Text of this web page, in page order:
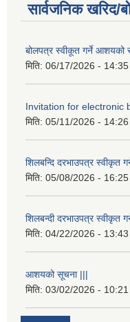
सार्वजनिक खरिद/
बोलपत्र स्वीकूत गर्ने आशयको
मिति: 06/17/2026 - 14:35
Invitation for electronic
मिति: 05/11/2026 - 14:26
शिलबन्दि दरभाउपत्र स्वीकृत
मिति: 05/08/2026 - 16:25
शिलबन्दी दरभाउपत्र स्वीकृत
मिति: 04/22/2026 - 13:43
आशयको सूचना |||
मिति: 03/02/2026 - 10:21